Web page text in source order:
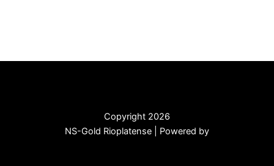
Copyright 2026
NS-Gold Rioplatense | Powered by